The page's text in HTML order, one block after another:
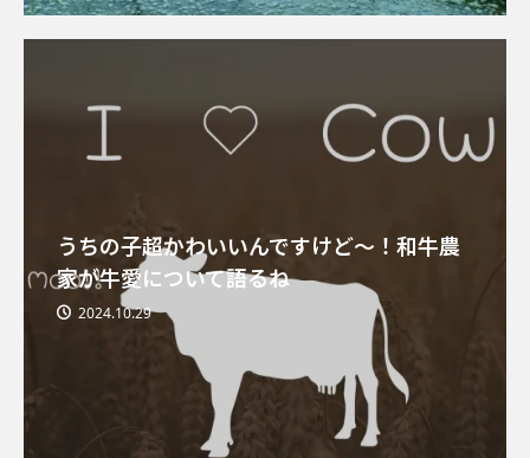
うちの子超かわいいんですけど～！和牛農
家が牛愛について語るね
2024.10.29